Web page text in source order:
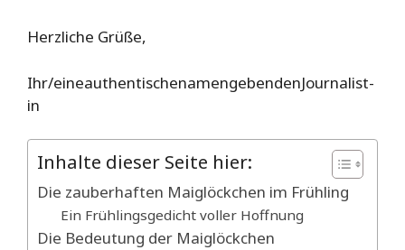
Herzliche Grüße,
Ihr/eineauthentischenamengebendenJournalist-
in
Inhalte dieser Seite hier:
Die zauberhaften Maiglöckchen im Frühling
Ein Frühlingsgedicht voller Hoffnung
Die Bedeutung der Maiglöckchen